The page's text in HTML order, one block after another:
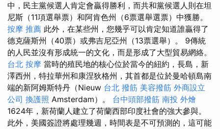
中，民主黨候選人肯定會贏得勝利，而共和黨候選人則在坦
尼斯（11項選舉票）和阿肯色州（6票選舉選票）中獲勝。
按摩 推薦 此外，在某些州，您幾乎可以肯定知道誰贏得了
德克薩斯州（40票）或弗吉尼亞州（13票選舉）。 9傳統
的人民並沒有形成統一的文化，而是形成了大型貿易網絡。
台北 按摩 當時的殖民地的核心位於當今的紐約，長島，新
澤西州，特拉華州和康涅狄格州，其首都是位於曼哈頓島南
端的新阿姆斯特丹（Nieuw 台北 撥筋 美容撥筋 外商設立
公司 換護照 Amsterdam）。 台中頭部撥筋 南投 外燴
1624年，新荷蘭人建立了荷蘭西部印度社會的強大參與。
此外，美國簽證將處理幾週，時間表是不可預測的，這可能